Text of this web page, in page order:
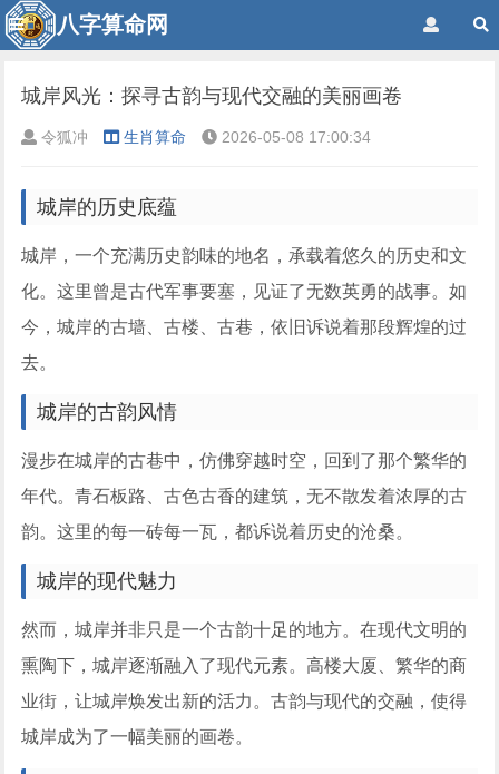
八字算命网
城岸风光：探寻古韵与现代交融的美丽画卷
令狐冲 生肖算命 2026-05-08 17:00:34
城岸的历史底蕴
城岸，一个充满历史韵味的地名，承载着悠久的历史和文
化。这里曾是古代军事要塞，见证了无数英勇的战事。如
今，城岸的古墙、古楼、古巷，依旧诉说着那段辉煌的过
去。
城岸的古韵风情
漫步在城岸的古巷中，仿佛穿越时空，回到了那个繁华的
年代。青石板路、古色古香的建筑，无不散发着浓厚的古
韵。这里的每一砖每一瓦，都诉说着历史的沧桑。
城岸的现代魅力
然而，城岸并非只是一个古韵十足的地方。在现代文明的
熏陶下，城岸逐渐融入了现代元素。高楼大厦、繁华的商
业街，让城岸焕发出新的活力。古韵与现代的交融，使得
城岸成为了一幅美丽的画卷。